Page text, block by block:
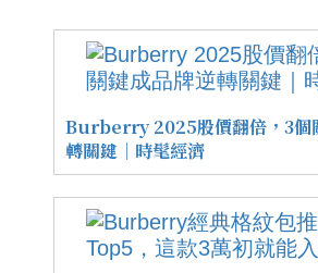
Burberry 2025股價翻倍，3個
轉關鍵｜時髦經濟